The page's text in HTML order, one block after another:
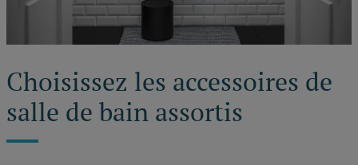
Choisissez les accessoires de
salle de bain assortis